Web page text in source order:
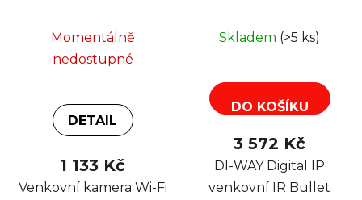
Momentálně
nedostupné
DETAIL
1 133 Kč
Venkovní kamera Wi-Fi
Skladem (>5 ks)
DO KOŠÍKU
3 572 Kč
DI-WAY Digital IP
venkovní IR Bullet